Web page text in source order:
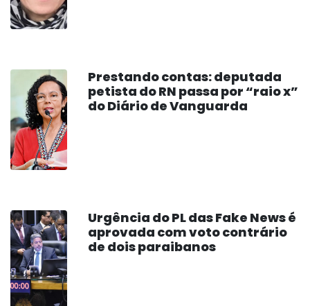
Prestando contas: deputada
petista do RN passa por “raio x”
do Diário de Vanguarda
Urgência do PL das Fake News é
aprovada com voto contrário
de dois paraibanos